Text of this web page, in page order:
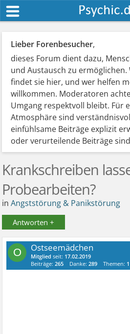
Lieber Forenbesucher,
dieses Forum dient dazu,
und Austausch zu
findet sie hier, und wer helfen
willkommen. Moderatoren
Umgang respektvoll bleibt. Für
Atmosphäre sind
einfühlsame Beiträge explizit
oder verurteilende Beiträge
Krankschreiben
Probearbeiten?
inAngststörung & Panikstörung
Antworten +
O Ostseemädchen
Mitglied seit: 17.02.2019
Beiträge:265 Danke:289 Themen: